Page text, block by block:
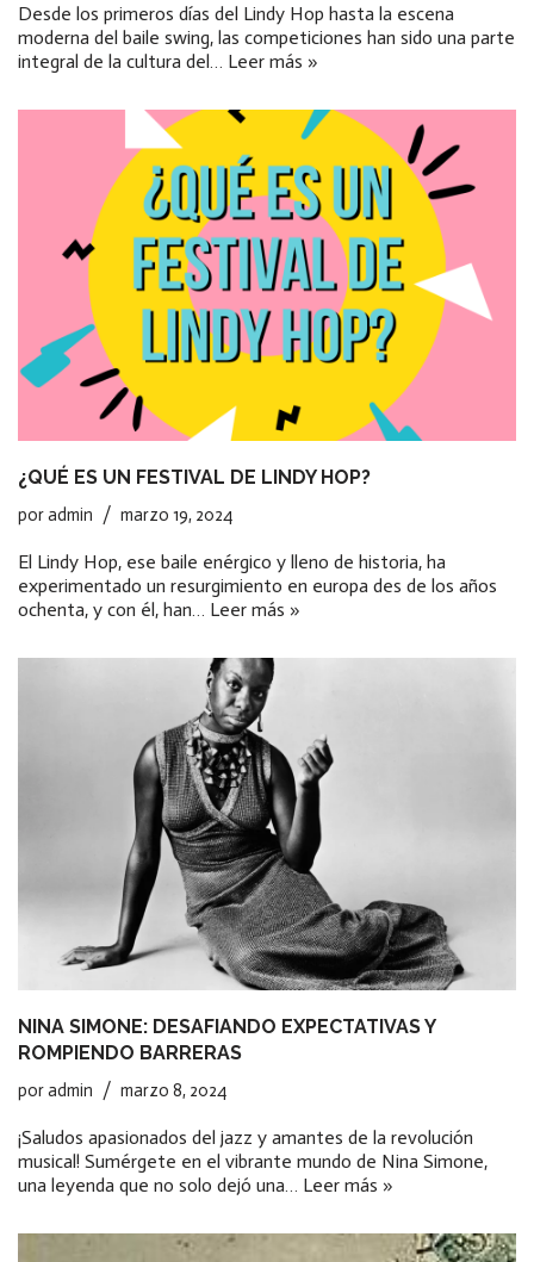
Desde los primeros días del Lindy Hop hasta la escena
moderna del baile swing, las competiciones han sido una parte
integral de la cultura del… Leer más »
¿QUÉ ES UN FESTIVAL DE LINDY HOP?
poradmin marzo 19, 2024
El Lindy Hop, ese baile enérgico y lleno de historia, ha
experimentado un resurgimiento en europa des de los años
ochenta, y con él, han… Leer más »
NINA SIMONE: DESAFIANDO EXPECTATIVAS Y
ROMPIENDO BARRERAS
poradmin marzo 8, 2024
¡Saludos apasionados del jazz y amantes de la revolución
musical! Sumérgete en el vibrante mundo de Nina Simone,
una leyenda que no solo dejó una… Leer más »